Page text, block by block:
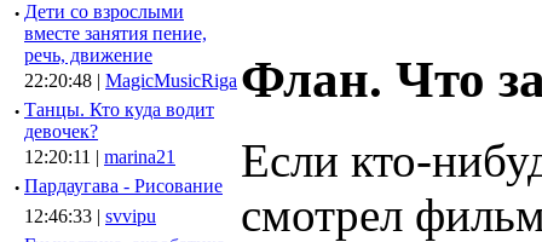
· Дети со взрослыми
вместе занятия пение,
речь, движение
22:20:48 | MagicMusicRiga
· Танцы. Кто куда водит
девочек?
12:20:11 | marina21
· Пардаугава - Рисование
12:46:33 | svvipu
Флан. Что
Если кто-
смотрел